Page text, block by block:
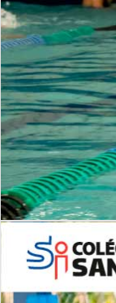
Período Integral |